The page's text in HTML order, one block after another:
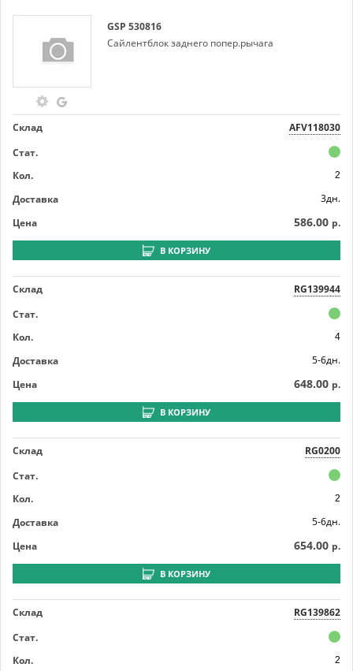
GSP 530816
Сайлентблок заднего попер.рычага
Склад
AFV118030
Стат.
Кол.
2
Доставка
3дн.
Цена
586.00 р.
В КОРЗИНУ
Склад
RG139944
Стат.
Кол.
4
Доставка
5-6дн.
Цена
648.00 р.
В КОРЗИНУ
Склад
RG0200
Стат.
Кол.
2
Доставка
5-6дн.
Цена
654.00 р.
В КОРЗИНУ
Склад
RG139862
Стат.
Кол.
2